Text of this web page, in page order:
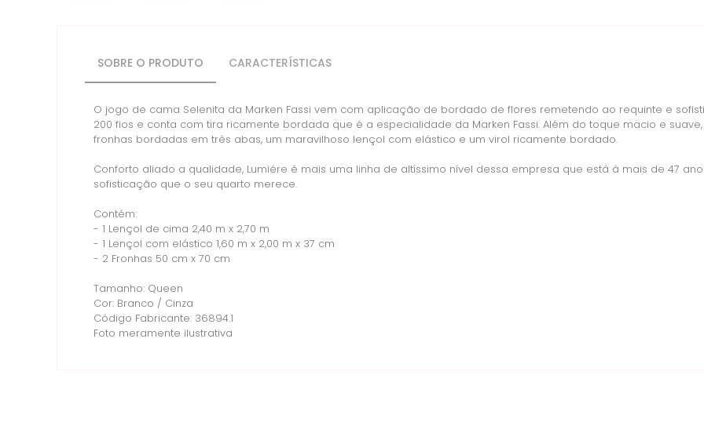
SOBRE O PRODUTO CARACTERÍSTICAS
O jogo de cama Selenita da Marken Fassi vem com aplicação de bordado de flores remetendo ao requinte e
200 fios e conta com tira ricamente bordada que é a especialidade da Marken Fassi. Além do toque macio e
fronhas bordadas em três abas, um maravilhoso lençol com elástico e um virol ricamente bordado.
Conforto aliado a qualidade, Lumiére é mais uma linha de altíssimo nível dessa empresa que está à mais de 47
sofisticação que o seu quarto merece.
Contém:
- 1 Lençol de cima 2,40 m x 2,70 m
- 1 Lençol com elástico 1,60 m x 2,00 m x 37 cm
- 2 Fronhas 50 cm x 70 cm
Tamanho: Queen
Cor: Branco / Cinza
Código Fabricante: 36894.1
Foto meramente ilustrativa